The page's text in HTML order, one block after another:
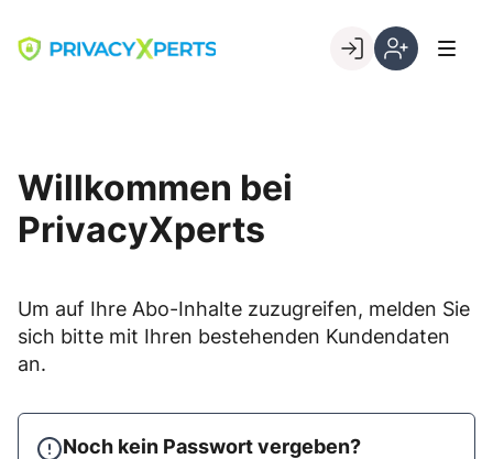
content
Go to landing page.
Willkommen bei
PrivacyXperts
Um auf Ihre Abo-Inhalte zuzugreifen, melden Sie
sich bitte mit Ihren bestehenden Kundendaten
an.
Noch kein Passwort vergeben?